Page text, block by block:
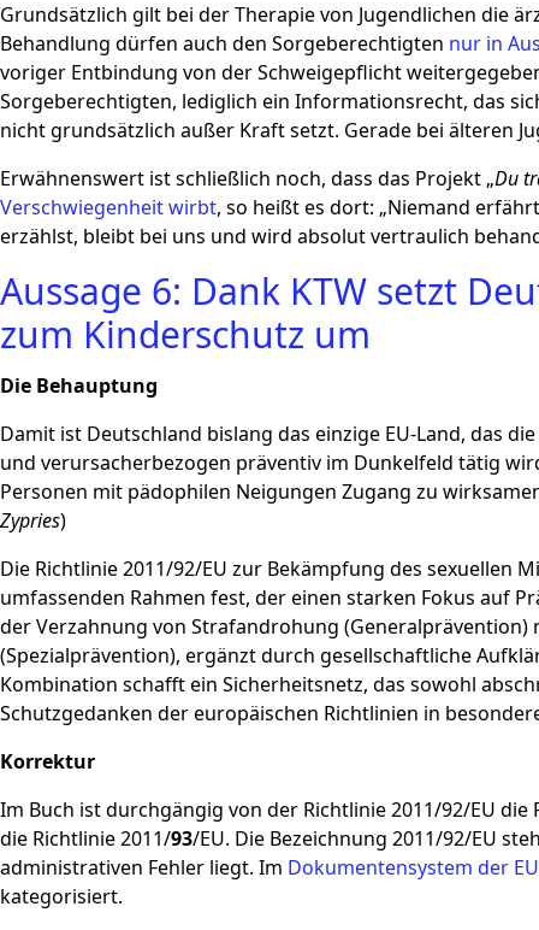
Grundsätzlich gilt bei der Therapie von Jugendlichen die
Behandlung dürfen auch den Sorgeberechtigten nur in
voriger Entbindung von der Schweigepflicht
Sorgeberechtigten, lediglich ein Informationsrecht, das
nicht grundsätzlich außer Kraft setzt. Gerade bei älteren
Erwähnenswert ist schließlich noch, dass das Projekt „Du
Verschwiegenheit wirbt, so heißt es dort: „Niemand
erzählst, bleibt bei uns und wird absolut vertraulich
Aussage 6: Dank KTW setzt
zum Kinderschutz um
Die Behauptung
Damit ist Deutschland bislang das einzige EU-Land, das
und verursacherbezogen präventiv im Dunkelfeld tätig
Personen mit pädophilen Neigungen Zugang zu
Zypries)
Die Richtlinie 2011/92/EU zur Bekämpfung des sexuellen
umfassenden Rahmen fest, der einen starken Fokus auf
der Verzahnung von Strafandrohung
(Spezialprävention), ergänzt durch gesellschaftliche
Kombination schafft ein Sicherheitsnetz, das sowohl
Schutzgedanken der europäischen Richtlinien in
Korrektur
Im Buch ist durchgängig von der Richtlinie 2011/92/EU
die Richtlinie 2011/93/EU. Die Bezeichnung 2011/92/EU
administrativen Fehler liegt. Im Dokumentensystem der EU
kategorisiert.